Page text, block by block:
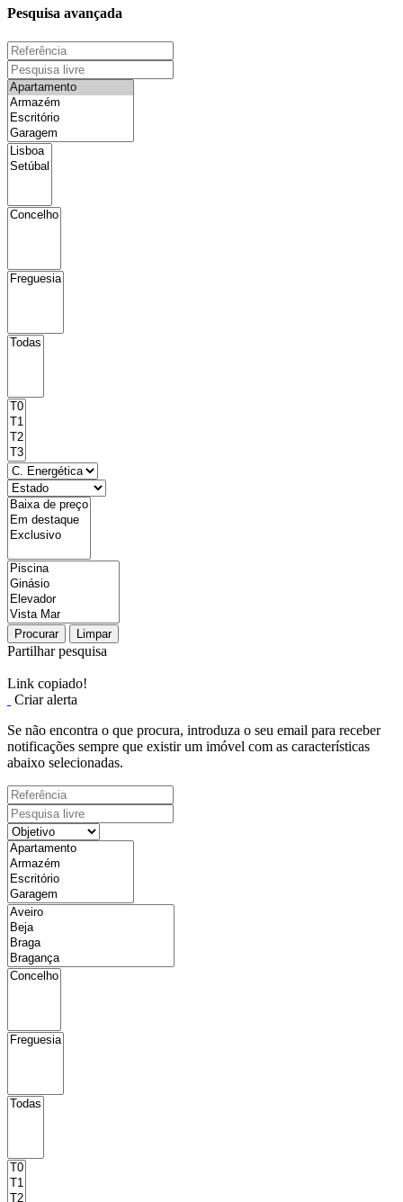
Pesquisa avançada
Procurar Limpar
Partilhar pesquisa
Link copiado!
Criar alerta
Se não encontra o que procura, introduza o seu email para receber
notificações sempre que existir um imóvel com as características
abaixo selecionadas.